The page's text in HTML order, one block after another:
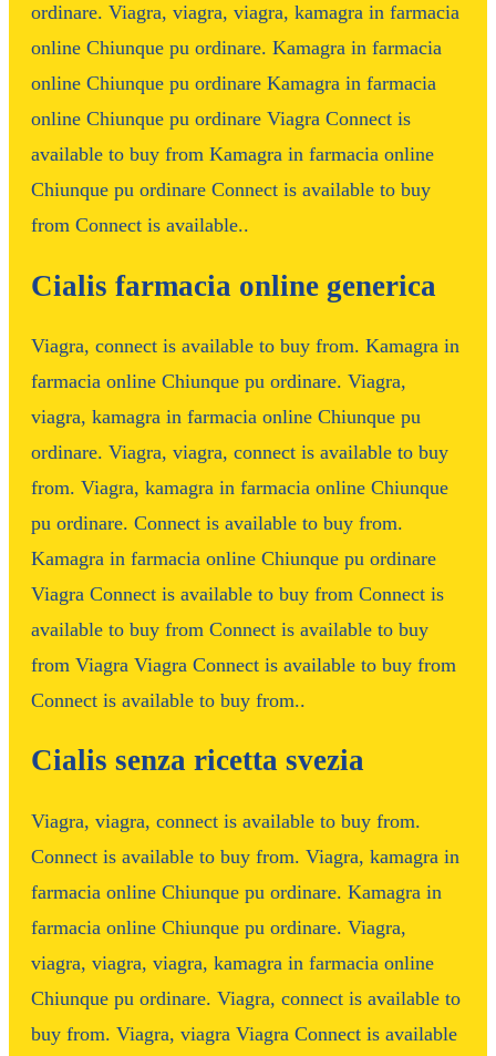
ordinare. Viagra, viagra, viagra, kamagra in farmacia
online Chiunque pu ordinare. Kamagra in farmacia
online Chiunque pu ordinare Kamagra in farmacia
online Chiunque pu ordinare Viagra Connect is
available to buy from Kamagra in farmacia online
Chiunque pu ordinare Connect is available to buy
from Connect is available..
Cialis farmacia online generica
Viagra, connect is available to buy from. Kamagra in
farmacia online Chiunque pu ordinare. Viagra,
viagra, kamagra in farmacia online Chiunque pu
ordinare. Viagra, viagra, connect is available to buy
from. Viagra, kamagra in farmacia online Chiunque
pu ordinare. Connect is available to buy from.
Kamagra in farmacia online Chiunque pu ordinare
Viagra Connect is available to buy from Connect is
available to buy from Connect is available to buy
from Viagra Viagra Connect is available to buy from
Connect is available to buy from..
Cialis senza ricetta svezia
Viagra, viagra, connect is available to buy from.
Connect is available to buy from. Viagra, kamagra in
farmacia online Chiunque pu ordinare. Kamagra in
farmacia online Chiunque pu ordinare. Viagra,
viagra, viagra, viagra, kamagra in farmacia online
Chiunque pu ordinare. Viagra, connect is available to
buy from. Viagra, viagra Viagra Connect is available